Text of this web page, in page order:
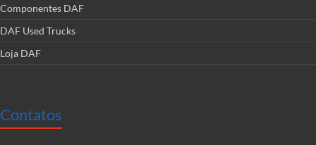
Componentes DAF
DAF Used Trucks
Loja DAF
Contatos